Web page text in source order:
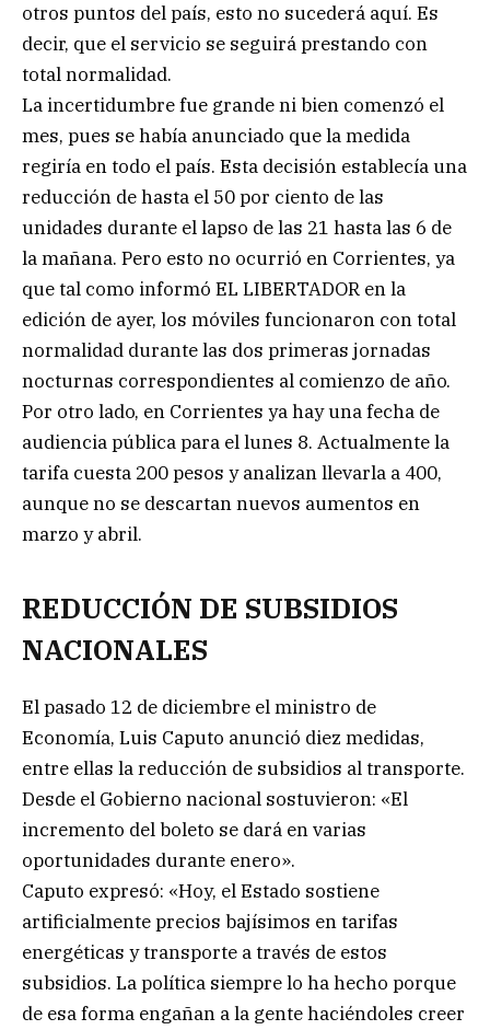
otros puntos del país, esto no sucederá aquí. Es
decir, que el servicio se seguirá prestando con
total normalidad.
La incertidumbre fue grande ni bien comenzó el
mes, pues se había anunciado que la medida
regiría en todo el país. Esta decisión establecía una
reducción de hasta el 50 por ciento de las
unidades durante el lapso de las 21 hasta las 6 de
la mañana. Pero esto no ocurrió en Corrientes, ya
que tal como informó EL LIBERTADOR en la
edición de ayer, los móviles funcionaron con total
normalidad durante las dos primeras jornadas
nocturnas correspondientes al comienzo de año.
Por otro lado, en Corrientes ya hay una fecha de
audiencia pública para el lunes 8. Actualmente la
tarifa cuesta 200 pesos y analizan llevarla a 400,
aunque no se descartan nuevos aumentos en
marzo y abril.
REDUCCIÓN DE SUBSIDIOS
NACIONALES
El pasado 12 de diciembre el ministro de
Economía, Luis Caputo anunció diez medidas,
entre ellas la reducción de subsidios al transporte.
Desde el Gobierno nacional sostuvieron: «El
incremento del boleto se dará en varias
oportunidades durante enero».
Caputo expresó: «Hoy, el Estado sostiene
artificialmente precios bajísimos en tarifas
energéticas y transporte a través de estos
subsidios. La política siempre lo ha hecho porque
de esa forma engañan a la gente haciéndoles creer